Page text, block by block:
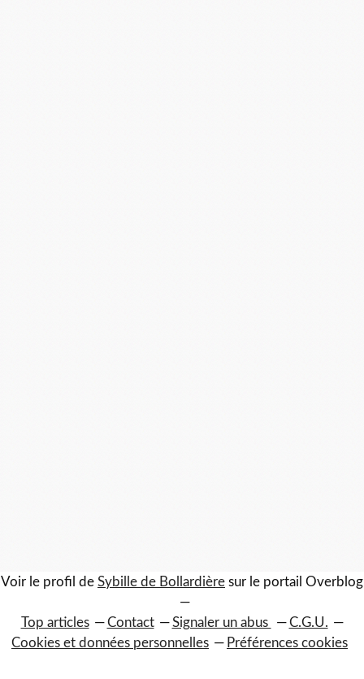
Voir le profil de Sybille de Bollardière sur le portail Overblog
Top articles Contact Signaler un abus
C.G.U.
Cookies et données personnelles
Préférences cookies